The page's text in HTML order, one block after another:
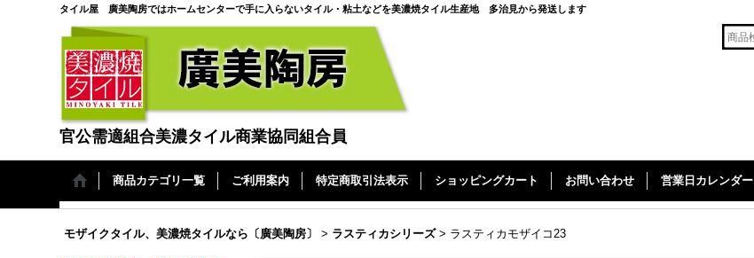
タイル屋 廣美陶房ではホームセンターで手に入らないタイル・粘土などを美濃焼タイル生産地 多治見から発送します
官公需適組合美濃タイル商業協同組合員
商品カテゴリ一覧 ご利用案内 特定商取引法表示 ショッピングカート お問い合わせ 営業日カレンダー
モザイクタイル、美濃焼タイルなら〔廣美陶房〕 > ラスティカシリーズ > ラスティカモザイコ23